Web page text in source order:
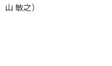
山 敏之）